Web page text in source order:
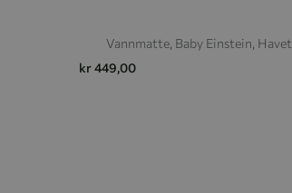
Vannmatte, Baby Einstein, Havet
kr 449,00